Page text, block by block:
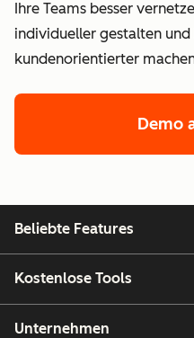
Ihre Teams besser
individueller gestalten
kundenorientierter
Demo
Beliebte Features
Kostenlose Tools
Unternehmen